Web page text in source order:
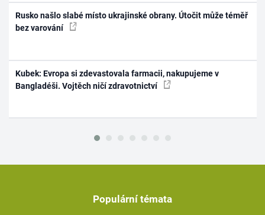
Rusko našlo slabé místo ukrajinské obrany. Útočit může téměř
bez varování
Kubek: Evropa si zdevastovala farmacii, nakupujeme v
Bangladéši. Vojtěch ničí zdravotnictví
Populární témata